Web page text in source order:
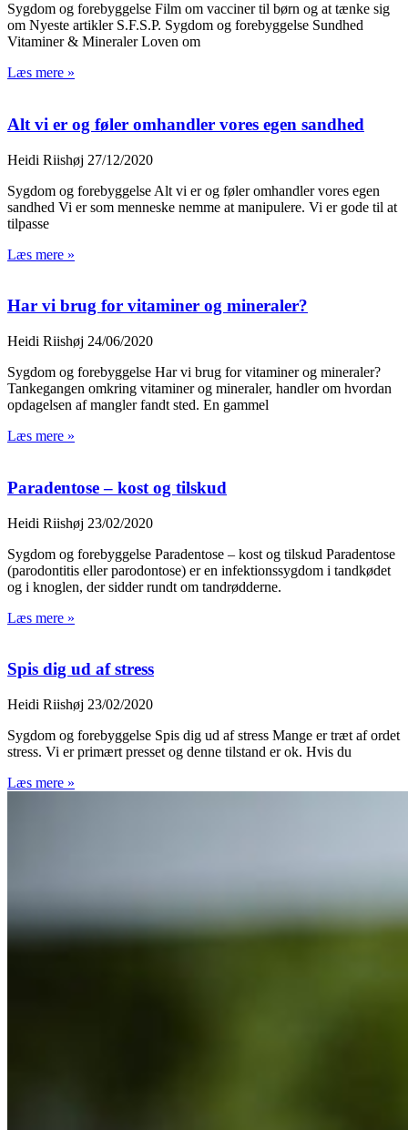
Sygdom og forebyggelse Film om vacciner til børn og at tænke sig
om Nyeste artikler S.F.S.P. Sygdom og forebyggelse Sundhed
Vitaminer & Mineraler Loven om
Læs mere »
Alt vi er og føler omhandler vores egen sandhed
Heidi Riishøj 27/12/2020
Sygdom og forebyggelse Alt vi er og føler omhandler vores egen
sandhed Vi er som menneske nemme at manipulere. Vi er gode til at
tilpasse
Læs mere »
Har vi brug for vitaminer og mineraler?
Heidi Riishøj 24/06/2020
Sygdom og forebyggelse Har vi brug for vitaminer og mineraler?
Tankegangen omkring vitaminer og mineraler, handler om hvordan
opdagelsen af mangler fandt sted. En gammel
Læs mere »
Paradentose – kost og tilskud
Heidi Riishøj 23/02/2020
Sygdom og forebyggelse Paradentose – kost og tilskud Paradentose
(parodontitis eller parodontose) er en infektionssygdom i tandkødet
og i knoglen, der sidder rundt om tandrødderne.
Læs mere »
Spis dig ud af stress
Heidi Riishøj 23/02/2020
Sygdom og forebyggelse Spis dig ud af stress Mange er træt af ordet
stress. Vi er primært presset og denne tilstand er ok. Hvis du
Læs mere »